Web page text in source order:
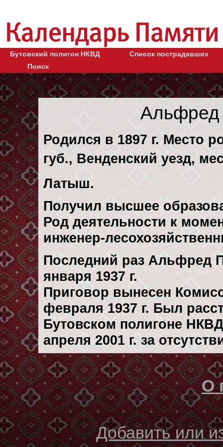
Бутовский полигон НКВД
Список пострадавших
Поиск
Альфред
Родился в 1897 г. Место
губ., Венденский уезд,
Латыш.
Получил высшее
Род деятельности к
инженер-
Последний раз Альфред
января 1937 г.
Приговор вынесен
февраля 1937 г. Был
Бутовском полигоне
апреля 2001 г. за
О
Добавить или